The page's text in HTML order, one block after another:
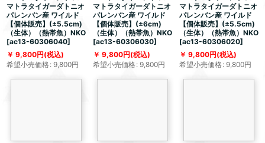
マトラタイガーダトニオ
パレンバン産 ワイルド
【個体販売】(±5.5cm)
（生体）（熱帯魚）NKO
[ac13-60306040]
9,800円(税込)
希望小売価格: 9,800円
マトラタイガーダトニオ
パレンバン産 ワイルド
【個体販売】(±6cm)
（生体）（熱帯魚）NKO
[ac13-60306030]
9,800円(税込)
希望小売価格: 9,800円
マトラタイガーダトニオ
パレンバン産 ワイルド
【個体販売】(±5.5cm)
（生体）（熱帯魚）NKO
[ac13-60306020]
9,800円(税込)
希望小売価格: 9,800円